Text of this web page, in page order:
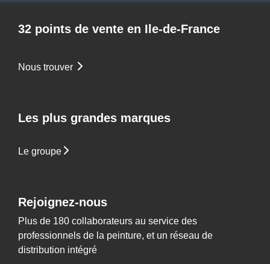
32 points de vente en Ile-de-France
Nous trouver
Les plus grandes marques
Le groupe
Rejoignez-nous
Plus de 180 collaborateurs au service des
professionnels de la peinture, et un réseau de
distribution intégré